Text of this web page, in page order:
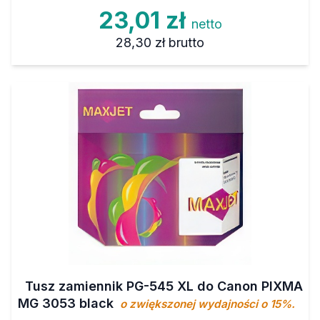
23,01 zł netto
28,30 zł brutto
Tusz zamiennik PG-545 XL do Canon PIXMA
MG 3053 black o zwiększonej wydajności o 15%.